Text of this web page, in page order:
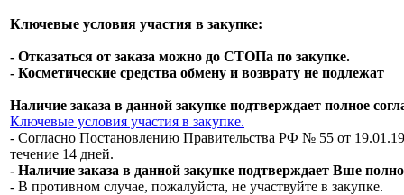
Ключевые условия участия в закупке:
- Отказаться от заказа можно до СТОПа по закупке.
- Косметические средства обмену и возврату не подлежат
Наличие заказа в данной закупке подтверждает полное
Ключевые условия участия в закупке.
- Согласно Постановлению Правительства РФ № 55 от
течение 14 дней.
- Наличие заказа в данной закупке подтверждает Вше
- В противном случае, пожалуйста, не участвуйте в закупке.